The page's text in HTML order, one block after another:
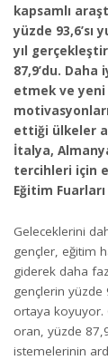
kapsamlı
yüzde 93,6’sı
yıl
87,9’du.
etmek ve
ettiği ülkeler
İtalya,
tercihleri için
Eğitim
Geleceklerini
gençler, eğitim
giderek daha
gençlerin yüzde
ortaya koyuyor.
oran, yüzde
istemelerinin